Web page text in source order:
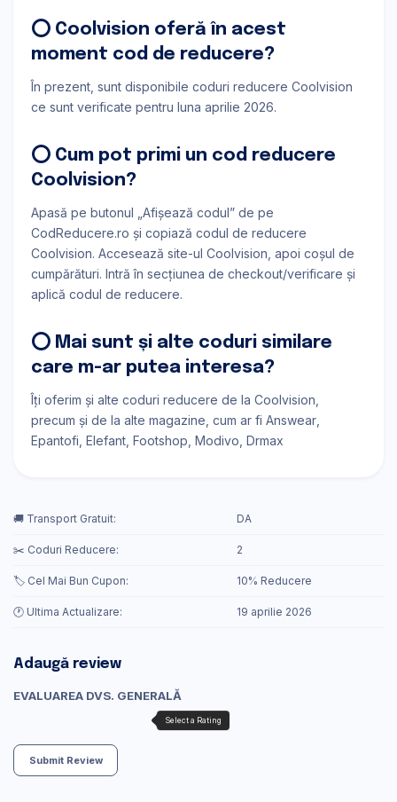
⭕ Coolvision oferă în acest
moment cod de reducere?
În prezent, sunt disponibile coduri reducere Coolvision
ce sunt verificate pentru luna aprilie 2026.
⭕ Cum pot primi un cod reducere
Coolvision?
Apasă pe butonul „Afișează codul” de pe
CodReducere.ro și copiază codul de reducere
Coolvision. Accesează site-ul Coolvision, apoi coșul de
cumpărături. Intră în secțiunea de checkout/verificare și
aplică codul de reducere.
⭕ Mai sunt și alte coduri similare
care m-ar putea interesa?
Îți oferim și alte coduri reducere de la Coolvision,
precum și de la alte magazine, cum ar fi Answear
Epantofi Elefant Footshop Modivo Drmax
🚚 Transport Gratuit: DA
✂️ Coduri Reducere: 2
🏷️ Cel Mai Bun Cupon: 10% Reducere
🕐 Ultima Actualizare: 19 aprilie 2026
Adaugă review
EVALUAREA DVS. GENERALĂ
Submit Review